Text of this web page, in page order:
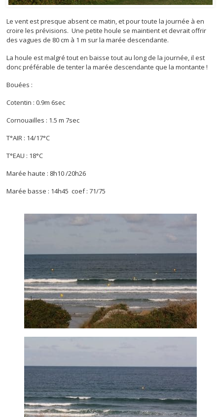
Le vent est presque absent ce matin, et pour toute la journée à en
croire les prévisions. Une petite houle se maintient et devrait offrir
des vagues de 80 cm à 1 m sur la marée descendante.
La houle est malgré tout en baisse tout au long de la journée, il est
donc préférable de tenter la marée descendante que la montante !
Bouées :
Cotentin : 0.9m 6sec
Cornouailles : 1.5 m 7sec
T°AIR : 14/17°C
T°EAU : 18°C
Marée haute : 8h10 /20h26
Marée basse : 14h45 coef : 71/75